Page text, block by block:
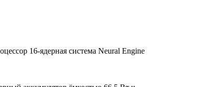
16‑ядерная система Neural Engine